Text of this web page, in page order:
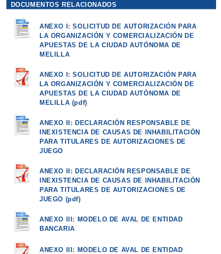
DOCUMENTOS RELACIONADOS
ANEXO I: SOLICITUD DE AUTORIZACIÓN PARA
LA ORGANIZACIÓN Y COMERCIALIZACIÓN DE
APUESTAS DE LA CIUDAD AUTÓNOMA DE
MELILLA
ANEXO I: SOLICITUD DE AUTORIZACIÓN PARA
LA ORGANIZACIÓN Y COMERCIALIZACIÓN DE
APUESTAS DE LA CIUDAD AUTÓNOMA DE
MELILLA (pdf)
ANEXO II: DECLARACIÓN RESPONSABLE DE
INEXISTENCIA DE CAUSAS DE INHABILITACIÓN
PARA TITULARES DE AUTORIZACIONES DE
JUEGO
ANEXO II: DECLARACIÓN RESPONSABLE DE
INEXISTENCIA DE CAUSAS DE INHABILITACIÓN
PARA TITULARES DE AUTORIZACIONES DE
JUEGO (pdf)
ANEXO III: MODELO DE AVAL DE ENTIDAD
BANCARIA
ANEXO III: MODELO DE AVAL DE ENTIDAD